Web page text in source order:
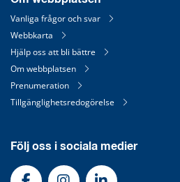
Vanliga frågor och svar
Webbkarta
Hjälp oss att bli bättre
Om webbplatsen
Prenumeration
Tillgänglighetsredogörelse
Följ oss i sociala medier